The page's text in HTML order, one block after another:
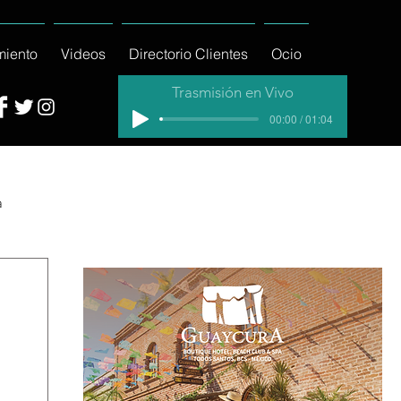
Videos Directorio Clientes Ocio
Trasmisión en Vivo
00:00 / 01:04